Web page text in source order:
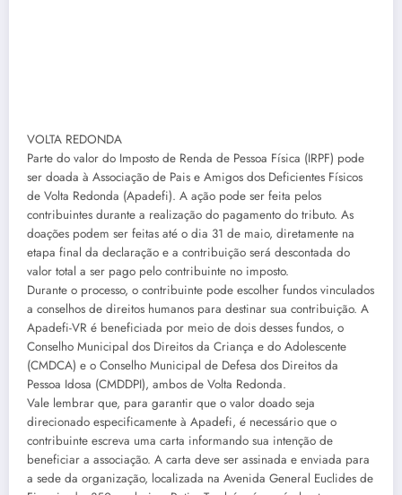
VOLTA REDONDA
Parte do valor do Imposto de Renda de Pessoa Física (IRPF) pode
ser doada à Associação de Pais e Amigos dos Deficientes Físicos
de Volta Redonda (Apadefi). A ação pode ser feita pelos
contribuintes durante a realização do pagamento do tributo. As
doações podem ser feitas até o dia 31 de maio, diretamente na
etapa final da declaração e a contribuição será descontada do
valor total a ser pago pelo contribuinte no imposto.
Durante o processo, o contribuinte pode escolher fundos vinculados
a conselhos de direitos humanos para destinar sua contribuição. A
Apadefi-VR é beneficiada por meio de dois desses fundos, o
Conselho Municipal dos Direitos da Criança e do Adolescente
(CMDCA) e o Conselho Municipal de Defesa dos Direitos da
Pessoa Idosa (CMDDPI), ambos de Volta Redonda.
Vale lembrar que, para garantir que o valor doado seja
direcionado especificamente à Apadefi, é necessário que o
contribuinte escreva uma carta informando sua intenção de
beneficiar a associação. A carta deve ser assinada e enviada para
a sede da organização, localizada na Avenida General Euclides de